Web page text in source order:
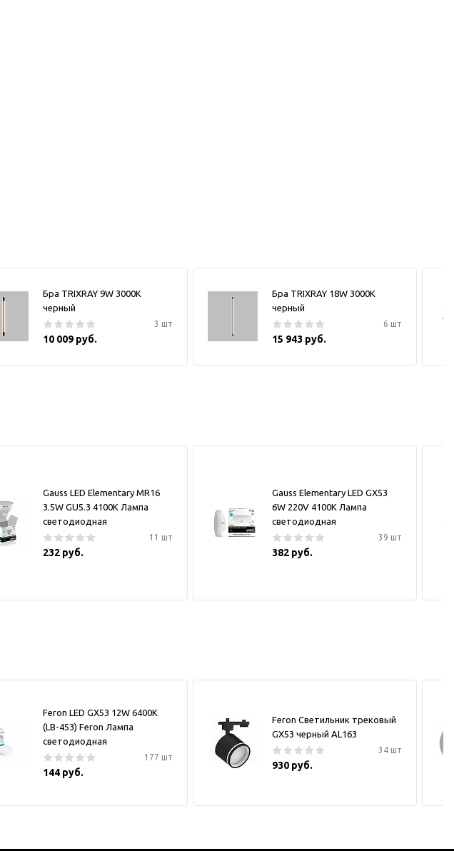
Бра TRIXRAY 9W 3000К
черный
3 шт
10 009 руб.
Бра TRIXRAY 18W 3000К
черный
6 шт
15 943 руб.
Gauss LED Elementary MR16
3.5W GU5.3 4100К Лампа
светодиодная
11 шт
232 руб.
Gauss Elementary LED GX53
6W 220V 4100K Лампа
светодиодная
39 шт
382 руб.
Feron LED GX53 12W 6400K
(LB-453) Feron Лампа
светодиодная
177 шт
144 руб.
Feron Светильник трековый
GX53 черный AL163
34 шт
930 руб.